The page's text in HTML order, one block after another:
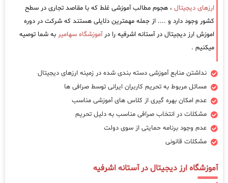
ارزهای دیجیتال ، هجوم مطالب آموزشی غلط که با مقاصد تجاری در سطح
کشور وجود دارد و .... از جمله مهمترین دلایلی هستند که شرکت در دوره
اموزش ارز دیجیتال در آستانه اشرفیه را درآموزشگاه سهامیر به شما توصیه
میکنیم .
نداشتن منابع آموزشی دسته بندی شده در زمینه ارزهای دیجیتال
مسائل مربوط به تحریم کاربران ایرانی توسط صرافی ها
عدم امکان بهره گیری از کلاس های آموزشی مناسب
مشکلات در انتخاب صرافی مناسب به دلیل تحریم
عدم وجود برنامه حمایتی از سوی دولت
مشکلات قانونی
آموزشگاه ارز دیجیتال در آستانه اشرفیه